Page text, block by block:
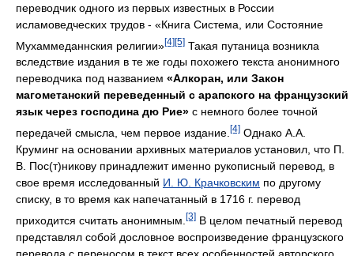
переводчик одного из первых известных в России
исламоведческих трудов - «Книга Система, или Состояние
Мухаммеданнския религии»[4][5] Такая путаница возникла
вследствие издания в те же годы похожего текста анонимного
переводчика под названием «Алкоран, или Закон
магометанский переведенный с арапского на французский
язык через господина дю Рие» с немного более точной
передачей смысла, чем первое издание. [4] Однако А.А.
Круминг на основании архивных материалов установил, что П.
В. Пос(т)никову принадлежит именно рукописный перевод, в
свое время исследованный И. Ю. Крачковским по другому
списку, в то время как напеча­танный в 1716 г. перевод
приходится считать анонимным. [3] В целом печатный перевод
представлял собой дословное воспроизведение французского
перевода с переносом в текст всех особенностей авторского